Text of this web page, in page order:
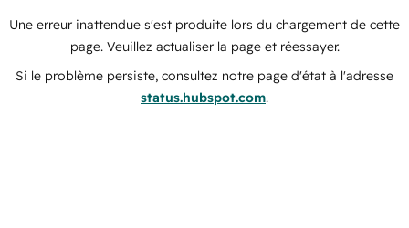
Une erreur inattendue s'est produite lors du chargement de cette
page. Veuillez actualiser la page et réessayer.
Si le problème persiste, consultez notre page d'état à l'adresse
status.hubspot.com.